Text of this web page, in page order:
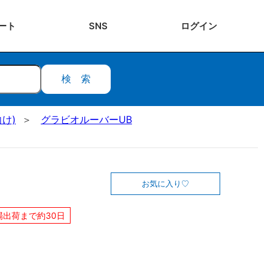
ト SNS ログイン
検索
)
グラビオルーバーUB
お気に入り
出荷まで約30日